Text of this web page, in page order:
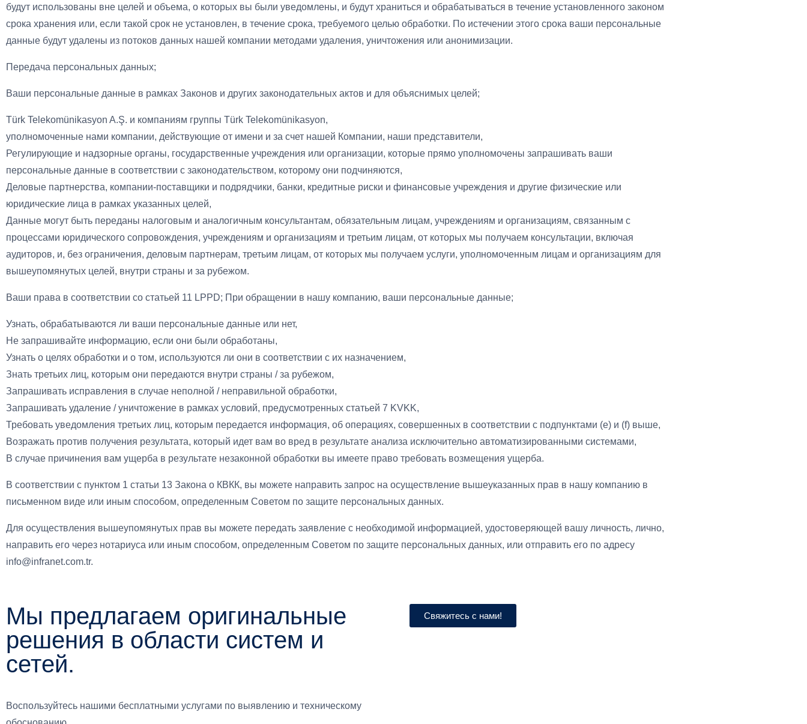
будут использованы вне целей и объема, о которых вы были уведомлены, и будут храниться и обрабатываться в течение установленного законом
срока хранения или, если такой срок не установлен, в течение срока, требуемого целью обработки. По истечении этого срока ваши персональные
данные будут удалены из потоков данных нашей компании методами удаления, уничтожения или анонимизации.
Передача персональных данных;
Ваши персональные данные в рамках Законов и других законодательных актов и для объяснимых целей;
Türk Telekomünikasyon A.Ş. и компаниям группы Türk Telekomünikasyon,
уполномоченные нами компании, действующие от имени и за счет нашей Компании, наши представители,
Регулирующие и надзорные органы, государственные учреждения или организации, которые прямо уполномочены запрашивать ваши
персональные данные в соответствии с законодательством, которому они подчиняются,
Деловые партнерства, компании-поставщики и подрядчики, банки, кредитные риски и финансовые учреждения и другие физические или
юридические лица в рамках указанных целей,
Данные могут быть переданы налоговым и аналогичным консультантам, обязательным лицам, учреждениям и организациям, связанным с
процессами юридического сопровождения, учреждениям и организациям и третьим лицам, от которых мы получаем консультации, включая
аудиторов, и, без ограничения, деловым партнерам, третьим лицам, от которых мы получаем услуги, уполномоченным лицам и организациям для
вышеупомянутых целей, внутри страны и за рубежом.
Ваши права в соответствии со статьей 11 LPPD; При обращении в нашу компанию, ваши персональные данные;
Узнать, обрабатываются ли ваши персональные данные или нет,
Не запрашивайте информацию, если они были обработаны,
Узнать о целях обработки и о том, используются ли они в соответствии с их назначением,
Знать третьих лиц, которым они передаются внутри страны / за рубежом,
Запрашивать исправления в случае неполной / неправильной обработки,
Запрашивать удаление / уничтожение в рамках условий, предусмотренных статьей 7 KVKK,
Требовать уведомления третьих лиц, которым передается информация, об операциях, совершенных в соответствии с подпунктами (e) и (f) выше,
Возражать против получения результата, который идет вам во вред в результате анализа исключительно автоматизированными системами,
В случае причинения вам ущерба в результате незаконной обработки вы имеете право требовать возмещения ущерба.
В соответствии с пунктом 1 статьи 13 Закона о КВКК, вы можете направить запрос на осуществление вышеуказанных прав в нашу компанию в
письменном виде или иным способом, определенным Советом по защите персональных данных.
Для осуществления вышеупомянутых прав вы можете передать заявление с необходимой информацией, удостоверяющей вашу личность, лично,
направить его через нотариуса или иным способом, определенным Советом по защите персональных данных, или отправить его по адресу
info@infranet.com.tr.
Мы предлагаем оригинальные
решения в области систем и
сетей.
Воспользуйтесь нашими бесплатными услугами по выявлению и техническому
Свяжитесь с нами!